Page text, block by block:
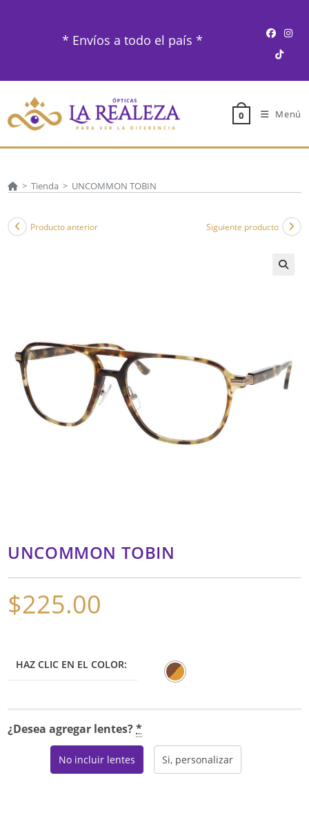
* Envíos a todo el país *
0 Menú
> Tienda > UNCOMMON TOBIN
Producto anterior Siguiente producto
UNCOMMON TOBIN
$225.00
HAZ CLIC EN EL COLOR:
¿Desea agregar lentes?*
No incluir lentes Si, personalizar